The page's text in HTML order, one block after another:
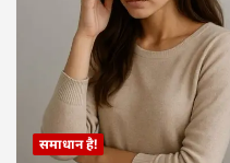
समाधान है!